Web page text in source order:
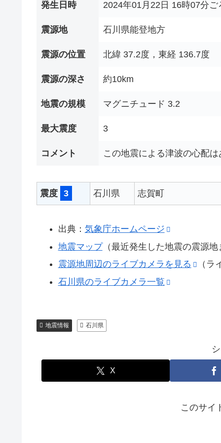
発生日時 2024年01月22日 16時07分ご
震源地 石川県能登地方
震源の位置 北緯 37.2度，東経 136.7度
震源の深さ 約10km
地震の規模 マグニチュード 3.2
最大震度 3
コメント この地震による津波の心配
震度 3 石川県 志賀町
出典： 気象庁ホームページ
地震マップ（最近発生した地震の震源地
震源地周辺のライブカメラを見る
（ラ
石川県のライブカメラ一覧
地震情報 石川県
X
このサイ